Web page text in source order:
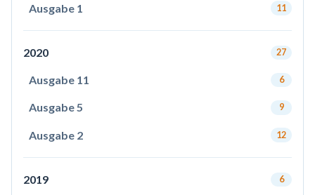
Ausgabe 1 11
2020 27
Ausgabe 11 6
Ausgabe 5 9
Ausgabe 2 12
2019 6